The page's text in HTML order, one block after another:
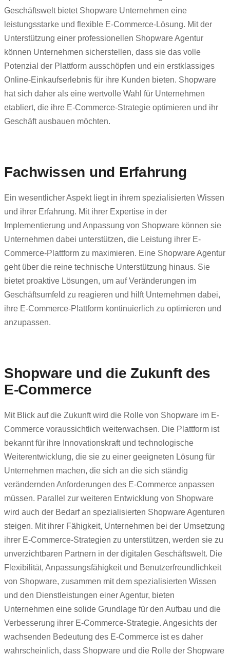
Geschäftswelt bietet Shopware Unternehmen eine
leistungsstarke und flexible E-Commerce-Lösung. Mit der
Unterstützung einer professionellen Shopware Agentur
können Unternehmen sicherstellen, dass sie das volle
Potenzial der Plattform ausschöpfen und ein erstklassiges
Online-Einkaufserlebnis für ihre Kunden bieten. Shopware
hat sich daher als eine wertvolle Wahl für Unternehmen
etabliert, die ihre E-Commerce-Strategie optimieren und ihr
Geschäft ausbauen möchten.
Fachwissen und Erfahrung
Ein wesentlicher Aspekt liegt in ihrem spezialisierten Wissen
und ihrer Erfahrung. Mit ihrer Expertise in der
Implementierung und Anpassung von Shopware können sie
Unternehmen dabei unterstützen, die Leistung ihrer E-
Commerce-Plattform zu maximieren. Eine Shopware Agentur
geht über die reine technische Unterstützung hinaus. Sie
bietet proaktive Lösungen, um auf Veränderungen im
Geschäftsumfeld zu reagieren und hilft Unternehmen dabei,
ihre E-Commerce-Plattform kontinuierlich zu optimieren und
anzupassen.
Shopware und die Zukunft des
E-Commerce
Mit Blick auf die Zukunft wird die Rolle von Shopware im E-
Commerce voraussichtlich weiterwachsen. Die Plattform ist
bekannt für ihre Innovationskraft und technologische
Weiterentwicklung, die sie zu einer geeigneten Lösung für
Unternehmen machen, die sich an die sich ständig
verändernden Anforderungen des E-Commerce anpassen
müssen. Parallel zur weiteren Entwicklung von Shopware
wird auch der Bedarf an spezialisierten Shopware Agenturen
steigen. Mit ihrer Fähigkeit, Unternehmen bei der Umsetzung
ihrer E-Commerce-Strategien zu unterstützen, werden sie zu
unverzichtbaren Partnern in der digitalen Geschäftswelt. Die
Flexibilität, Anpassungsfähigkeit und Benutzerfreundlichkeit
von Shopware, zusammen mit dem spezialisierten Wissen
und den Dienstleistungen einer Agentur, bieten
Unternehmen eine solide Grundlage für den Aufbau und die
Verbesserung ihrer E-Commerce-Strategie. Angesichts der
wachsenden Bedeutung des E-Commerce ist es daher
wahrscheinlich, dass Shopware und die Rolle der Shopware